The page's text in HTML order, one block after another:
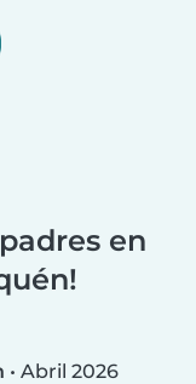
en
• Abril 2026